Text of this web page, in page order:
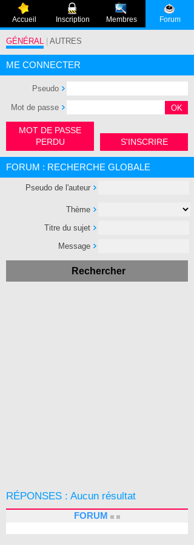
Accueil Inscription Membres Forum
GÉNÉRAL AUTRES
ME CONNECTER
Pseudo
Mot de passe
MOT DE PASSE
PERDU
S'INSCRIRE
FORUM : RECHERCHE GLOBALE
Pseudo de l'auteur
Thème
Titre du sujet
Message
RÉPONSES : Aucun résultat
FORUM